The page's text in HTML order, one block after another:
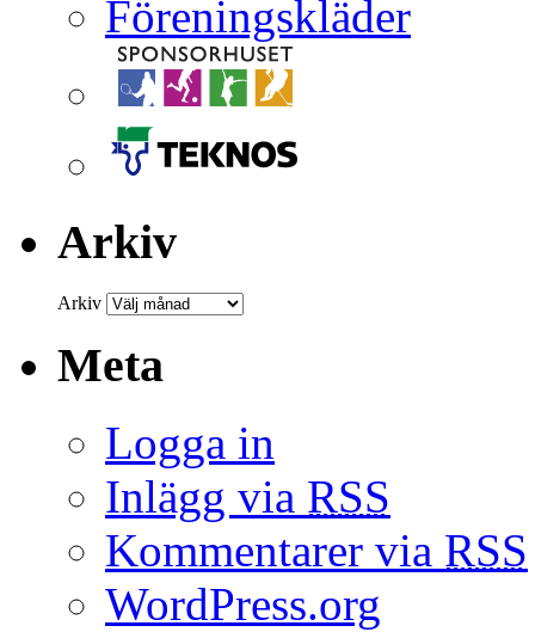
Arkiv
Arkiv
Meta
Logga in
Inlägg via RSS
Kommentarer via RSS
WordPress.org